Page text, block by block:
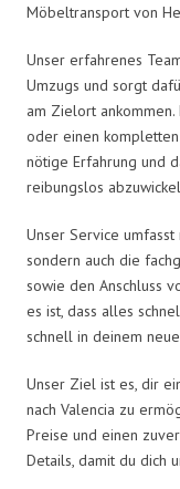
Möbeltransport von
Unser erfahrenes
Umzugs und sorgt
am Zielort
oder einen
nötige Erfahrung und
reibungslos
Unser Service
sondern auch die
sowie den Anschluss
es ist, dass alles
schnell in deinem
Unser Ziel ist es, dir
nach Valencia zu
Preise und einen
Details, damit du dich